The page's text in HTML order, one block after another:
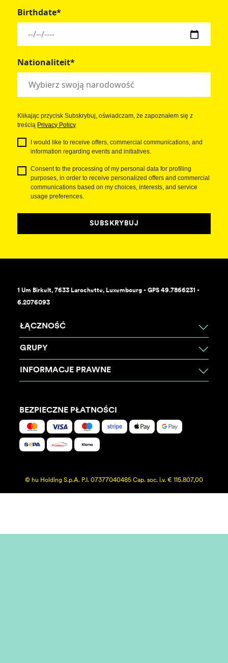
Birthdate*
Nationaliteit*
Klikając przycisk Subskrybuj, oświadczam, że zapoznałem się z
treścią Privacy Policy
I would like to receive offers, commercial communications, and
information regarding events and initiatives.
Consent to the processing of my personal data for profiling
purposes, in order to receive personalized offers and commercial
communications based on my choices, interests, and service
usage preferences.
SUBSKRYBUJ
1 Um Birkelt, 7633 Larochette, Luxembourg - GPS 49.7866231 -
6.2076093
ŁĄCZNOŚĆ
GRUPY
INFORMACJE PRAWNE
BEZPIECZNE PŁATNOŚCI
© hu Holding S.p.A. P.I. 07377040485 Cap. soc. i.v. € 115.807,00